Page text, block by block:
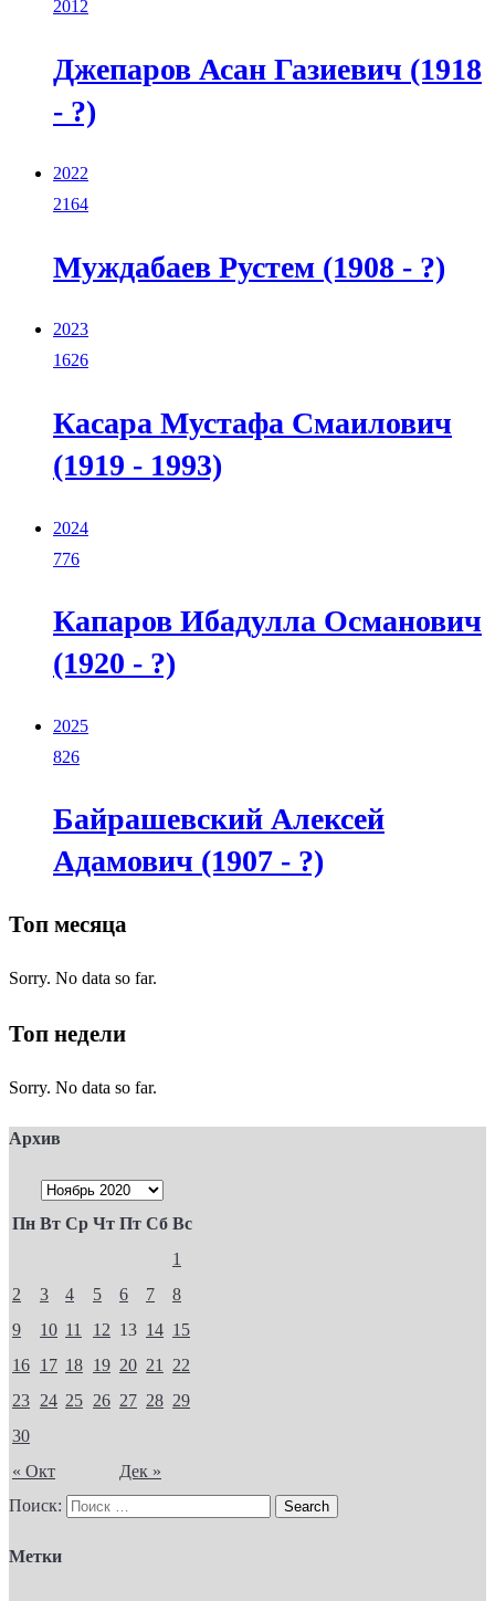
2012
Джепаров Асан Газиевич (1918
- ?)
2022
2164
Муждабаев Рустем (1908 - ?)
2023
1626
Касара Мустафа Смаилович
(1919 - 1993)
2024
776
Капаров Ибадулла Османович
(1920 - ?)
2025
826
Байрашевский Алексей
Адамович (1907 - ?)
Топ месяца
Sorry. No data so far.
Топ недели
Sorry. No data so far.
Архив
Пн Вт Ср Чт Пт Сб Вс
« Окт Дек »
1
2
3 4 5 6 7
8
9
10 11 12 13 14 15
16 17 18 19 20 21
22
23 24 25 26 27 28 29
30
Поиск:
Метки